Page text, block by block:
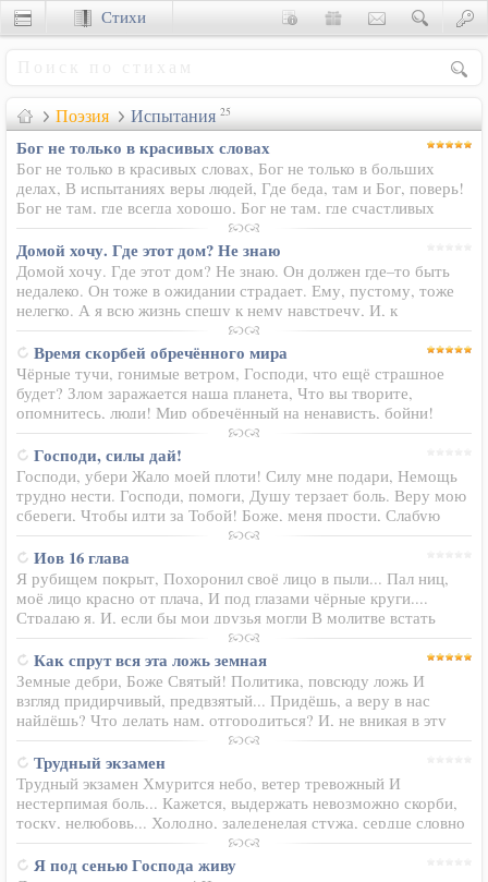
Поэзия Испытания 25
Бог не только в красивых словах
Бог не только в красивых словах, Бог не только в больших
делах, В испытаниях веры людей, Где беда, там и Бог, поверь!
Бог не там, где всегда хорошо, Бог не там, где счастливых
полно, Но Он там, где разбиты сердца, Где молитва летит в…
Домой хочу. Где этот дом? Не знаю
Домой хочу. Где этот дом? Не знаю. Он должен где–то быть
недалеко. Он тоже в ожидании страдает. Ему, пустому, тоже
нелегко. А я всю жизнь спешу к нему навстречу, И, к
сожалению, его не нахожу. Что ж ты, чужбина, душу так
калечишь И дом…
Время скорбей обречённого мира
Чёрные тучи, гонимые ветром, Господи, что ещё страшное
будет? Злом заражается наша планета, Что вы творите,
опомнитесь, люди! Мир обречённый на ненависть, бойни!
Кровью испачканы руки и души. Брат убивает брата сегодня,
Мир человеческий…
Господи, силы дай!
Господи, убери Жало моей плоти! Силу мне подари, Немощь
трудно нести. Господи, помоги, Душу терзает боль. Веру мою
сбереги, Чтобы идти за Тобой! Боже, меня прости, Слабую
мою плоть, Дух дай перевести, Чтоб немощь перебороть…
Иов 16 глава
Я рубищем покрыт, Похоронил своё лицо в пыли... Пал ниц,
моё лицо красно от плача, И под глазами чёрные круги....
Страдаю я. И, если бы мои друзья могли В молитве встать
пред Богом за меня, Своих сердец пред Ним не пряча!
Насилья…
Как спрут вся эта ложь земная
Земные дебри, Боже Святый! Политика, повсюду ложь И
взгляд придирчивый, предвзятый... Придёшь, а веру в нас
найдёшь? Что делать нам, отгородиться? И, не вникая в эту
суть Молиться день и ночь молиться И руки до Тебя тянуть.
Отгородиться…
Трудный экзамен
Трудный экзамен Хмурится небо, ветер тревожный И
нестерпимая боль... Кажется, выдержать невозможно скорби,
тоску, нелюбовь... Холодно, заледенелая стужа, сердце словно
в снегу, Мысли угрюмые голову кружат, Вырваться не могу...
Тихо…
Я под сенью Господа живу
Стихи